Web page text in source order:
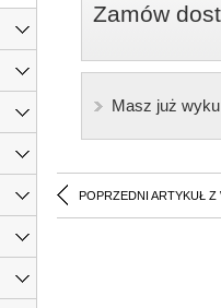
Zamów
Masz już
POPRZEDNI ARTYKUŁ Z